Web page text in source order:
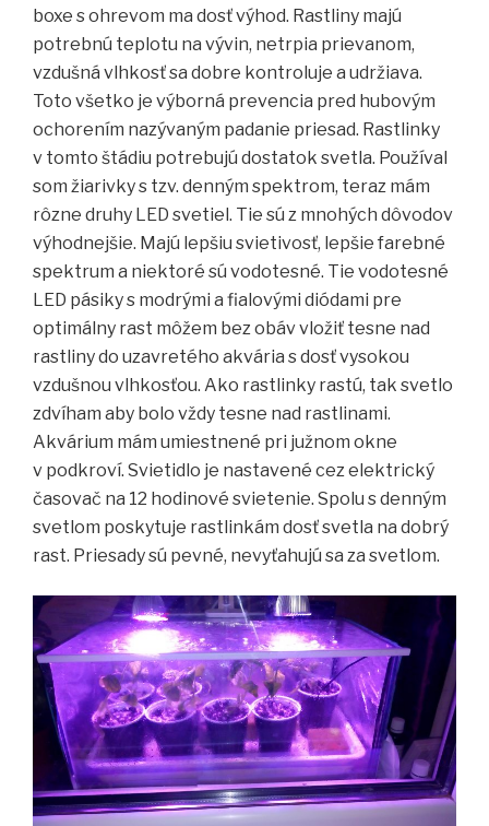
boxe s ohrevom ma dosť výhod. Rastliny majú
potrebnú teplotu na vývin, netrpia prievanom,
vzdušná vlhkosť sa dobre kontroluje a udržiava.
Toto všetko je výborná prevencia pred hubovým
ochorením nazývaným padanie priesad. Rastlinky
v tomto štádiu potrebujú dostatok svetla. Používal
som žiarivky s tzv. denným spektrom, teraz mám
rôzne druhy LED svetiel. Tie sú z mnohých dôvodov
výhodnejšie. Majú lepšiu svietivosť, lepšie farebné
spektrum a niektoré sú vodotesné. Tie vodotesné
LED pásiky s modrými a fialovými diódami pre
optimálny rast môžem bez obáv vložiť tesne nad
rastliny do uzavretého akvária s dosť vysokou
vzdušnou vlhkosťou. Ako rastlinky rastú, tak svetlo
zdvíham aby bolo vždy tesne nad rastlinami.
Akvárium mám umiestnené pri južnom okne
v podkroví. Svietidlo je nastavené cez elektrický
časovač na 12 hodinové svietenie. Spolu s denným
svetlom poskytuje rastlinkám dosť svetla na dobrý
rast. Priesady sú pevné, nevyťahujú sa za svetlom.